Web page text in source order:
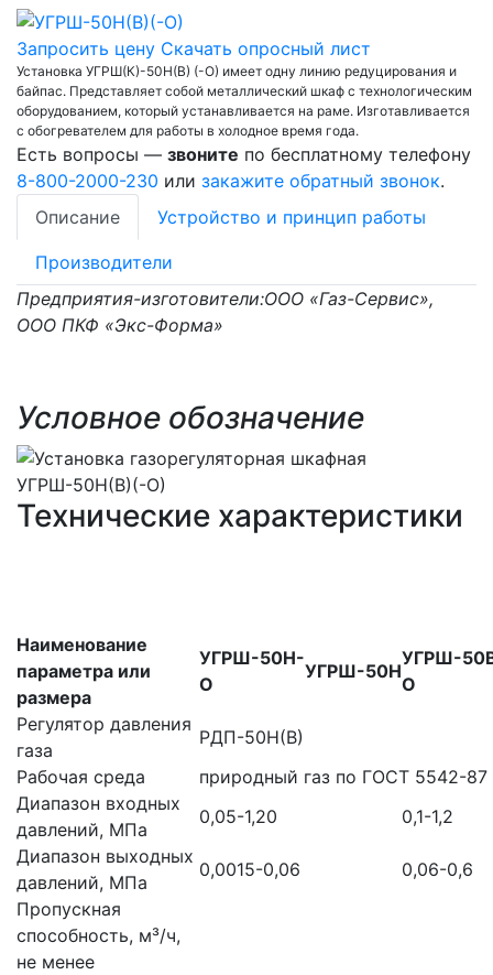
Запросить цену Скачать опросный лист
Установка УГРШ(К)-50Н(В) (-О) имеет одну линию редуцирования и
байпас. Представляет собой металлический шкаф с технологическим
оборудованием, который устанавливается на раме. Изготавливается
с обогревателем для работы в холодное время года.
Есть вопросы — звоните по бесплатному телефону
8-800-2000-230 или закажите обратный звонок.
Описание
Устройство и принцип работы
Производители
Предприятия-изготовители:ООО «Газ-Сервис»,
ООО ПКФ «Экс-Форма»
Условное обозначение
Технические характеристики
Наименование
параметра или
размера
УГРШ-50Н-
О
УГРШ-50Н
УГРШ-
О
Регулятор давления
газа
РДП-50Н(В)
Рабочая среда
природный газ по ГОСТ 5542-87
Диапазон входных
давлений, МПа
0,05-1,20
0,1-1,2
Диапазон выходных
давлений, МПа
0,0015-0,06
0,06-0,6
Пропускная
способность, м³/ч,
не менее